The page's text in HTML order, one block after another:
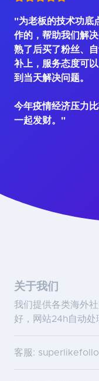
"为老板的技术功底
作的，帮助我们解
熟了后买了粉丝、
补上，服务态度可
到当天解决问题。
今年疫情经济压力
一起发财。"
关于我们
我们提供各类海外
好，网站24h自动处
客服: